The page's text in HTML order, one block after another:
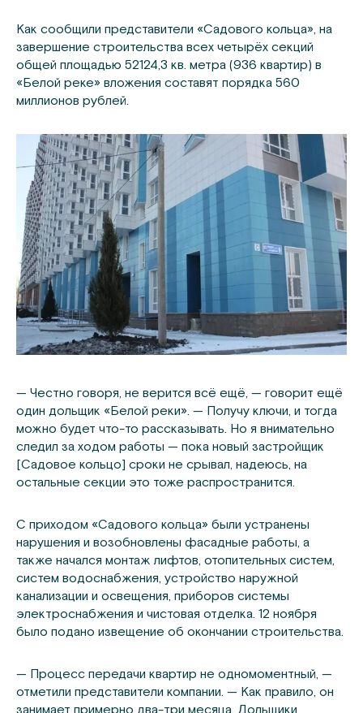
Как сообщили представители «Садового кольца», на
завершение строительства всех четырёх секций
общей площадью 52124,3 кв. метра (936 квартир) в
«Белой реке» вложения составят порядка 560
миллионов рублей.
— Честно говоря, не верится всё ещё, — говорит ещё
один дольщик «Белой реки». — Получу ключи, и тогда
можно будет что-то рассказывать. Но я внимательно
следил за ходом работы — пока новый застройщик
[Садовое кольцо] сроки не срывал, надеюсь, на
остальные секции это тоже распространится.
С приходом «Садового кольца» были устранены
нарушения и возобновлены фасадные работы, а
также начался монтаж лифтов, отопительных систем,
систем водоснабжения, устройство наружной
канализации и освещения, приборов системы
электроснабжения и чистовая отделка. 12 ноября
было подано извещение об окончании строительства.
— Процесс передачи квартир не одномоментный, —
отметили представители компании. — Как правило, он
занимает примерно два-три месяца. Дольщики